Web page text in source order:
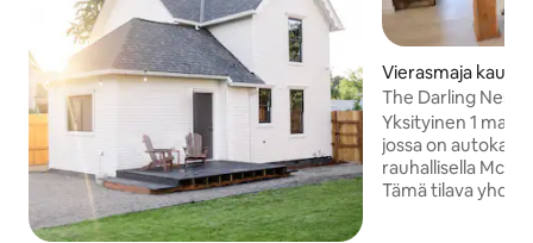
Vierasmaja
Minnville
The Darling Nest
Yksityinen 1
jossa on
rauhallisella
Tämä tilava